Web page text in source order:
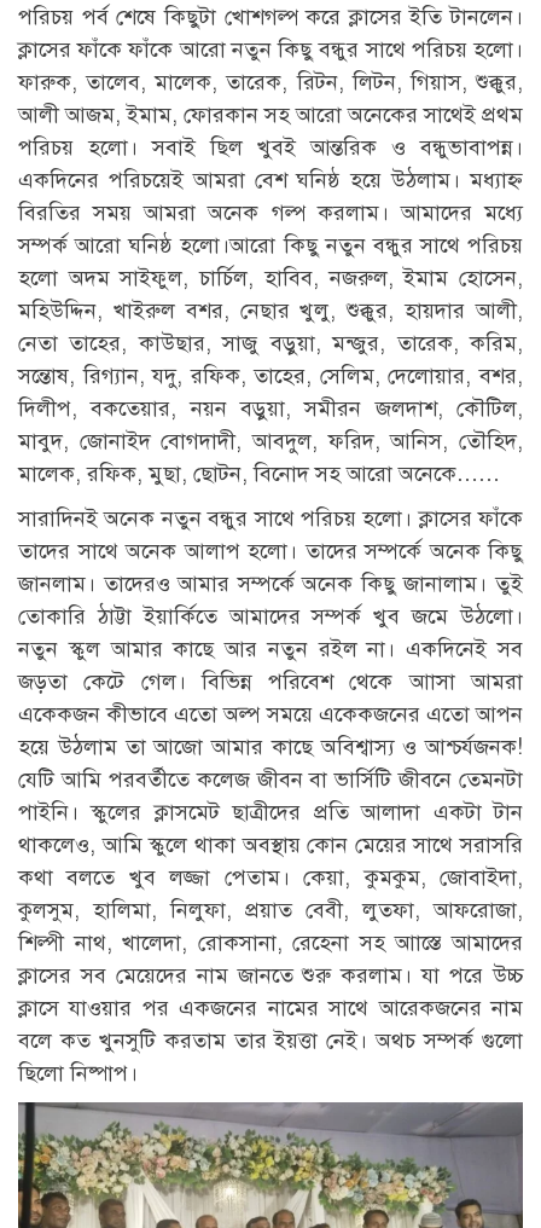
পরিচয় পর্ব শেষে কিছুটা খোশগল্প করে ক্লাসের ইতি টানলেন।
ক্লাসের ফাঁকে ফাঁকে আরো নতুন কিছু বন্ধুর সাথে পরিচয় হলো।
ফারুক, তালেব, মালেক, তারেক, রিটন, লিটন, গিয়াস, শুক্কুর,
আলী আজম, ইমাম, ফোরকান সহ আরো অনেকের সাথেই প্রথম
পরিচয় হলো। সবাই ছিল খুবই আন্তরিক ও বন্ধুভাবাপন্ন।
একদিনের পরিচয়েই আমরা বেশ ঘনিষ্ঠ হয়ে উঠলাম। মধ্যাহ্ন
বিরতির সময় আমরা অনেক গল্প করলাম। আমাদের মধ্যে
সম্পর্ক আরো ঘনিষ্ঠ হলো।আরো কিছু নতুন বন্ধুর সাথে পরিচয়
হলো অদম সাইফুল, চার্চিল, হাবিব, নজরুল, ইমাম হোসেন,
মহিউদ্দিন, খাইরুল বশর, নেছার খুলু, শুক্কুর, হায়দার আলী,
নেতা তাহের, কাউছার, সাজু বড়ুয়া, মন্জুর, তারেক, করিম,
সন্তোষ, রিগ্যান, যদু, রফিক, তাহের, সেলিম, দেলোয়ার, বশর,
দিলীপ, বকতেয়ার, নয়ন বড়ুয়া, সমীরন জলদাশ, কৌটিল,
মাবুদ, জোনাইদ বোগদাদী, আবদুল, ফরিদ, আনিস, তৌহিদ,
মালেক, রফিক, মুছা, ছোটন, বিনোদ সহ আরো অনেকে……
সারাদিনই অনেক নতুন বন্ধুর সাথে পরিচয় হলো। ক্লাসের ফাঁকে
তাদের সাথে অনেক আলাপ হলো। তাদের সম্পর্কে অনেক কিছু
জানলাম। তাদেরও আমার সম্পর্কে অনেক কিছু জানালাম। তুই
তোকারি ঠাট্টা ইয়ার্কিতে আমাদের সম্পর্ক খুব জমে উঠলো।
নতুন স্কুল আমার কাছে আর নতুন রইল না। একদিনেই সব
জড়তা কেটে গেল। বিভিন্ন পরিবেশ থেকে আাসা আমরা
একেকজন কীভাবে এতো অল্প সময়ে একেকজনের এতো আপন
হয়ে উঠলাম তা আজো আমার কাছে অবিশ্বাস্য ও আশ্চর্যজনক!
যেটি আমি পরবর্তীতে কলেজ জীবন বা ভার্সিটি জীবনে তেমনটা
পাইনি। স্কুলের ক্লাসমেট ছাত্রীদের প্রতি আলাদা একটা টান
থাকলেও, আমি স্কুলে থাকা অবস্থায় কোন মেয়ের সাথে সরাসরি
কথা বলতে খুব লজ্জা পেতাম। কেয়া, কুমকুম, জোবাইদা,
কুলসুম, হালিমা, নিলুফা, প্রয়াত বেবী, লুতফা, আফরোজা,
শিল্পী নাথ, খালেদা, রোকসানা, রেহেনা সহ আাস্তে আমাদের
ক্লাসের সব মেয়েদের নাম জানতে শুরু করলাম। যা পরে উচ্চ
ক্লাসে যাওয়ার পর একজনের নামের সাথে আরেকজনের নাম
বলে কত খুনসুটি করতাম তার ইয়ত্তা নেই। অথচ সম্পর্ক গুলো
ছিলো নিষ্পাপ।